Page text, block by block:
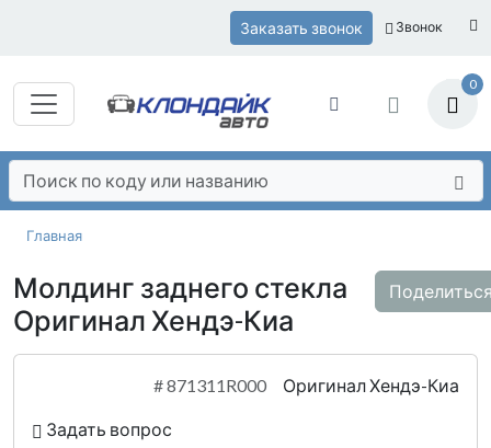
Заказать звонок Звонок
0
Главная
Молдинг заднего стекла
Оригинал Хендэ-Киа
#871311R000 Оригинал Хендэ-Киа
Задать вопрос